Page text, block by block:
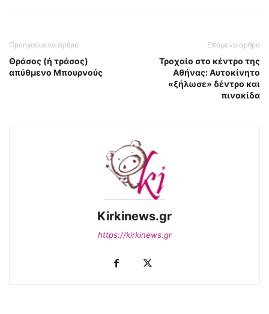
Προηγούμενο άρθρο
Θράσος (ή τράσος)
απύθμενο Μπουρνούς
Επόμενο άρθρο
Τροχαίο στο κέντρο της
Αθήνας: Αυτοκίνητο
«ξήλωσε» δέντρο και
πινακίδα
Kirkinews.gr
https://kirkinews.gr